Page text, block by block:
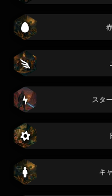
スタ
キ